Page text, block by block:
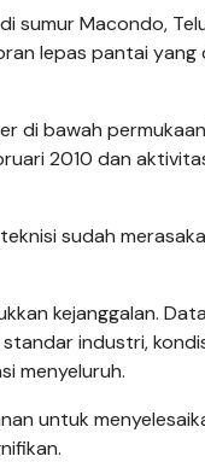
sumur Macondo,
lepas pantai yang
di bawah
2010 dan
sudah
kejanggalan.
industri,
menyeluruh.
untuk